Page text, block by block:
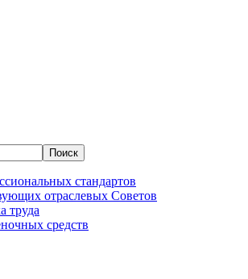
стандартов
отраслевых Советов
труда
средств